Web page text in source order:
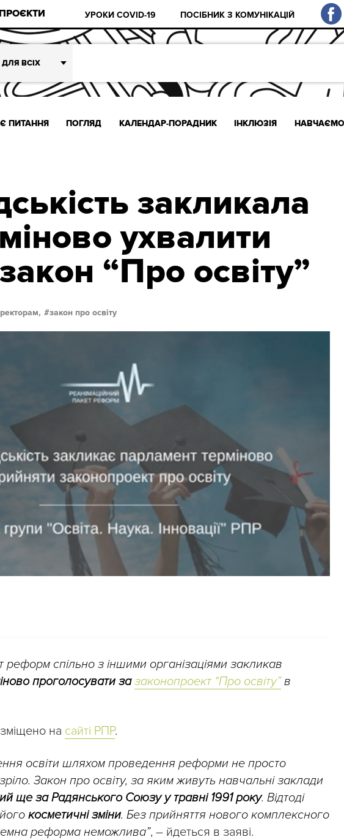
УРОКИ COVID-19 ПОСІБНИК З КОМУНІКАЦІЙ
ДЛЯ ВСІХ
Є ПИТАННЯ ПОГЛЯД КАЛЕНДАР-ПОРАДНИК ІНКЛЮЗІЯ
закликала
ухвалити
“Про освіту”
закон про освіту
реформ спільно з іншими організаціями закликав
проголосувати зазаконопроект “Про освіту”в
на сайті РПР.
освіти шляхом проведення реформи не просто
Закон про освіту, за яким живуть навчальні заклади
ще за Радянського Союзу у травні 1991 року. Відтоді
косметичні зміни. Без прийняття нового комплексного
реформа неможлива”, – йдеться в заяві.